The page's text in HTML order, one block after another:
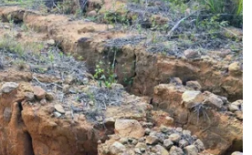
các yếu tố cơ bản về thị
eo hẹp, dữ liệu kinh tế toàn
cầu dầu thường có xu
vào mùa Hè.
Morgan Stanley cũng cho